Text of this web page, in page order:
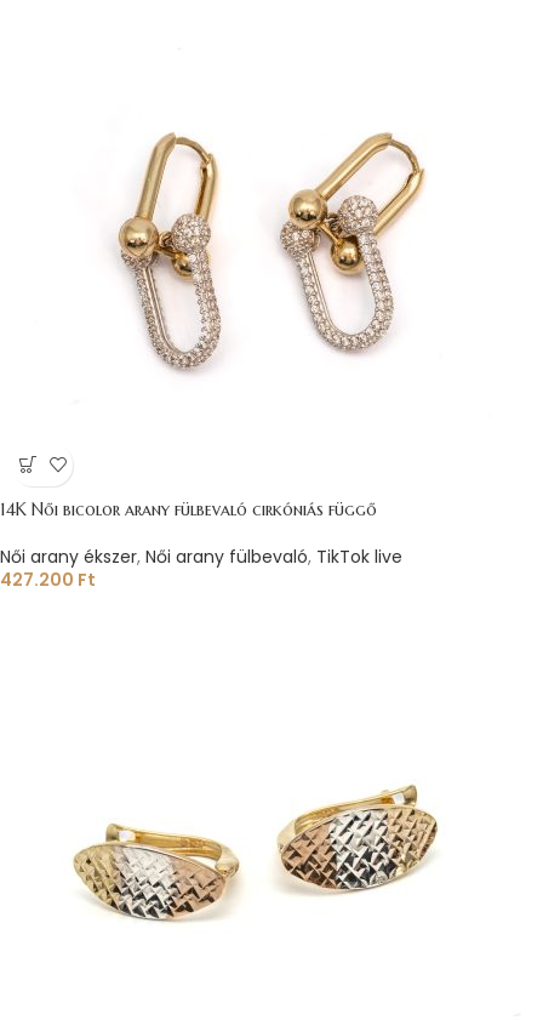
14K Női bicolor arany fülbevaló cirkóniás függő
Női arany ékszer, Női arany fülbevaló, TikTok live
427.200 Ft